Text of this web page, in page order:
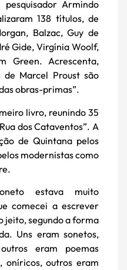
Armindo
138 títulos, de
Balzac, Guy de
Gide, Virgínia Woolf,
Green. Acrescenta,
de Marcel Proust são
obras-primas”.
livro, reunindo 35
dos Cataventos”. A
de Quintana pelos
modernistas como
estava muito
comecei a escrever
jeito, segundo a forma
Uns eram sonetos,
eram poemas
oníricos, outros eram